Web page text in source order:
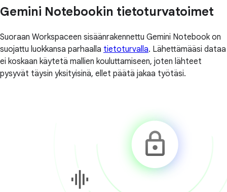
Gemini Notebookin tietoturvatoimet
Suoraan Workspaceen sisäänrakennettu Gemini Notebook on
suojattu luokkansa parhaalla tietoturvalla. Lähettämääsi dataa
ei koskaan käytetä mallien kouluttamiseen, joten lähteet
pysyvät täysin yksityisinä, ellet päätä jakaa työtäsi.